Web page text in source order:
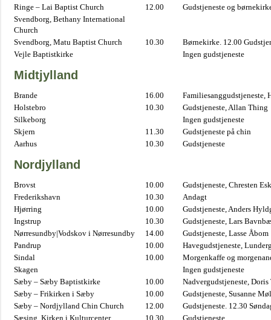
Ringe – Lai Baptist Church
12.00
Gudstjeneste og
Svendborg, Bethany International
Church
Svendborg, Matu Baptist Church
10.30
Børnekirke. 12.00
Vejle Baptistkirke
Ingen gudstjeneste
Midtjylland
Brande 16.00
Familiesanggudstjeneste,
Holstebro
10.30
Gudstjeneste, Allan Thing
Silkeborg
Ingen gudstjeneste
Skjern
11.30
Gudstjeneste på chin
Aarhus
10.30 Gudstjeneste
Nordjylland
Brovst 10.00
Gudstjeneste, Chresten
Frederikshavn
10.30
Andagt
Hjørring
10.00
Gudstjeneste, Anders
Ingstrup
10.30
Gudstjeneste, Lars
Nørresundby|Vodskov i Nørresundby
14.00
Gudstjeneste, Lasse Åbom
Pandrup
10.00
Havegudstjeneste,
Sindal
10.00
Morgenkaffe og
Skagen
Ingen gudstjeneste
Sæby – Sæby Baptistkirke
10.00
Nadvergudstjeneste,
Sæby – Frikirken i Sæby
10.00
Gudstjeneste, Susanne
Sæby – Nordjylland Chin Church
12.00
Gudstjeneste. 12.30
Sæsing, Kirken i Kulturcenter
10.30 Gudstjeneste